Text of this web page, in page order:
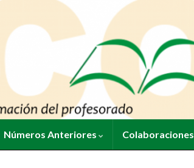
Números Anteriores Colaboraciones